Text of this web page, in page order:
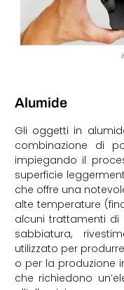
Alumide
Gli oggetti in
combinazione di
impiegando il
superficie
che offre una
alte temperature
alcuni trattamenti di
sabbiatura,
utilizzato per
o per la produzione
che richiedono